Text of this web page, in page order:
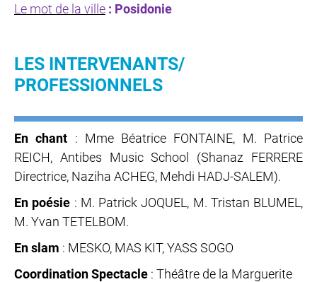
Le mot de la ville : Posidonie
LES INTERVENANTS/
PROFESSIONNELS
En chant : Mme Béatrice FONTAINE, M. Patrice
REICH, Antibes Music School (Shanaz FERRERE
Directrice, Naziha ACHEG, Mehdi HADJ-SALEM).
En poésie : M. Patrick JOQUEL, M. Tristan BLUMEL,
M. Yvan TETELBOM.
En slam : MESKO, MAS KIT, YASS SOGO
Coordination Spectacle : Théâtre de la Marguerite